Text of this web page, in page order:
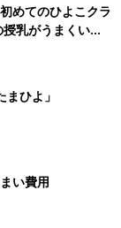
めてのひよこクラ
乳がうまくい
トラブル 解決テ
ひよ」
い費用